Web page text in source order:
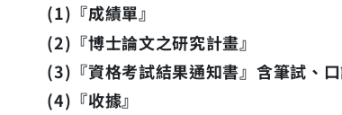
(1) 『成績單』
(2) 『博士論文之研究計畫』
(3) 『資格考試結果通知書』含筆試、
(4) 『收據』